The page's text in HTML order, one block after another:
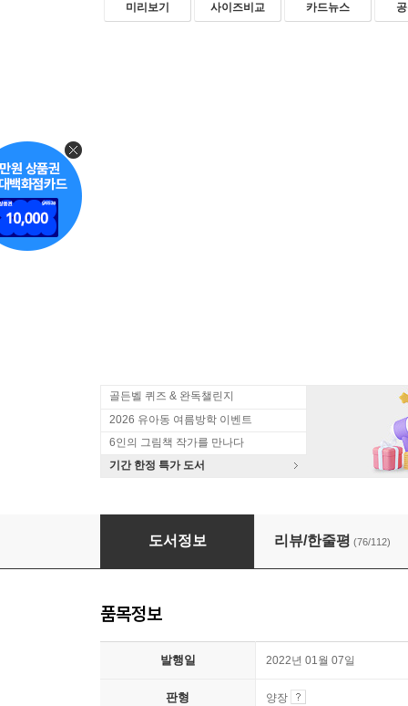
미리보기 사이즈비교 카드뉴스
골든벨 퀴즈 & 완독챌린지
2026 유아동 여름방학 이벤트
6인의 그림책 작가를 만나다
기간 한정 특가 도서
연이와 버들도령
도서정보 리뷰/한줄평 (76/112)
품목정보
발행일 2022년 01월 07일
판형 양장